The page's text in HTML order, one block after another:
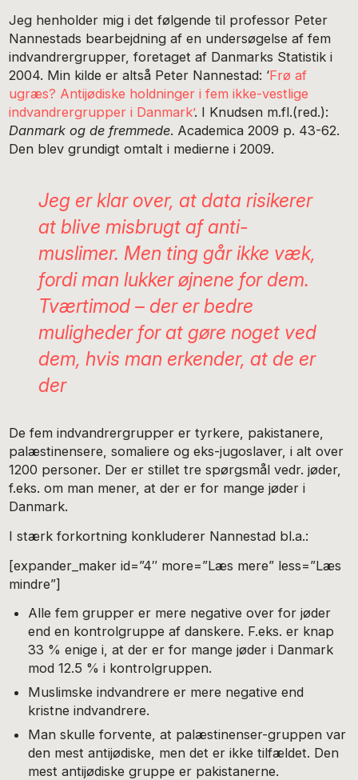
Jeg henholder mig i det følgende til professor Peter
Nannestads bearbejdning af en undersøgelse af fem
indvandrergrupper, foretaget af Danmarks Statistik i
2004. Min kilde er altså Peter Nannestad: ‘Frø af
ugræs? Antijødiske holdninger i fem ikke-vestlige
indvandrergrupper i Danmark’. I Knudsen m.fl.(red.):
Danmark og de fremmede. Academica 2009 p. 43-62.
Den blev grundigt omtalt i medierne i 2009.
Jeg er klar over, at data risikerer
at blive misbrugt af anti-
muslimer. Men ting går ikke væk,
fordi man lukker øjnene for dem.
Tværtimod – der er bedre
muligheder for at gøre noget ved
dem, hvis man erkender, at de er
der
De fem indvandrergrupper er tyrkere, pakistanere,
palæstinensere, somaliere og eks-jugoslaver, i alt over
1200 personer. Der er stillet tre spørgsmål vedr. jøder,
f.eks. om man mener, at der er for mange jøder i
Danmark.
I stærk forkortning konkluderer Nannestad bl.a.:
[expander_maker id=”4″ more=”Læs mere” less=”Læs
mindre”]
Alle fem grupper er mere negative over for jøder
end en kontrolgruppe af danskere. F.eks. er knap
33 % enige i, at der er for mange jøder i Danmark
mod 12.5 % i kontrolgruppen.
Muslimske indvandrere er mere negative end
kristne indvandrere.
Man skulle forvente, at palæstinenser-gruppen var
den mest antijødiske, men det er ikke tilfældet. Den
mest antijødiske gruppe er pakistanerne.